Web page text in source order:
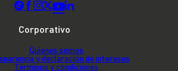
Corporativo
Quienes somos
y declaración de intereses
Términos y condiciones